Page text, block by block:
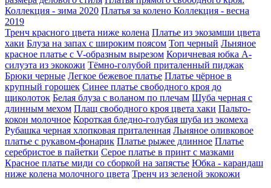
Коллекция - зима 2020 Платья за колено Коллекция - весна
2019
Тренч красного цвета ниже колена Платье из экозамши цвета
хаки Блуза на запах с широким поясом Топ черный Льняное
красное платье с V-образным вырезом Коричневая юбка А-
силуэта из экокожи Тёмно-голубой приталенный пиджак
Брюки черные Легкое бежевое платье Платье чёрное в
крупный горошек Синее платье свободного кроя до
щиколоток Белая блуза с воланом по плечам Шуба черная с
длинным мехом Плащ свободного кроя цвета хаки Пальто-
кокон молочное Короткая бледно-голубая шуба из экомеха
Рубашка черная хлопковая приталенная Льняное оливковое
платье с рукавом-фонарик Платье рыжее длинное Платье
серебристое в пайетки Серое платье в принт с мазками
Красное платье миди со сборкой на запястье Юбка - карандаш
ниже колена молочного цвета Тренч из зеленой экокожи